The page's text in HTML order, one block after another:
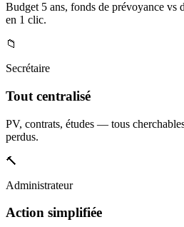
Budget 5 ans, fonds de prévoyance vs
en 1 clic.
📁
Secrétaire
Tout centralisé
PV, contrats, études — tous
perdus.
🔨
Administrateur
Action simplifiée